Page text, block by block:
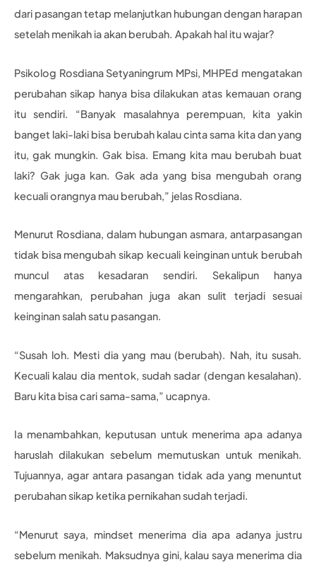
dari pasangan tetap melanjutkan hubungan dengan harapan
setelah menikah ia akan berubah. Apakah hal itu wajar?
Psikolog Rosdiana Setyaningrum MPsi, MHPEd mengatakan
perubahan sikap hanya bisa dilakukan atas kemauan orang
itu sendiri. “Banyak masalahnya perempuan, kita yakin
banget laki-laki bisa berubah kalau cinta sama kita dan yang
itu, gak mungkin. Gak bisa. Emang kita mau berubah buat
laki? Gak juga kan. Gak ada yang bisa mengubah orang
kecuali orangnya mau berubah,” jelas Rosdiana.
Menurut Rosdiana, dalam hubungan asmara, antarpasangan
tidak bisa mengubah sikap kecuali keinginan untuk berubah
muncul atas kesadaran sendiri. Sekalipun hanya
mengarahkan, perubahan juga akan sulit terjadi sesuai
keinginan salah satu pasangan.
“Susah loh. Mesti dia yang mau (berubah). Nah, itu susah.
Kecuali kalau dia mentok, sudah sadar (dengan kesalahan).
Baru kita bisa cari sama-sama,” ucapnya.
Ia menambahkan, keputusan untuk menerima apa adanya
haruslah dilakukan sebelum memutuskan untuk menikah.
Tujuannya, agar antara pasangan tidak ada yang menuntut
perubahan sikap ketika pernikahan sudah terjadi.
“Menurut saya, mindset menerima dia apa adanya justru
sebelum menikah. Maksudnya gini, kalau saya menerima dia